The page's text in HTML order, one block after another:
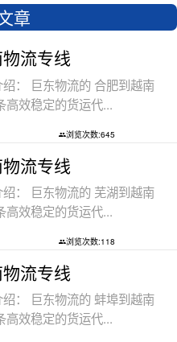
章
流专线
： 巨东物流的 合肥到越南
高效稳定的货运代...
浏览次数:645
流专线
： 巨东物流的 芜湖到越南
高效稳定的货运代...
浏览次数:118
流专线
： 巨东物流的 蚌埠到越南
高效稳定的货运代...